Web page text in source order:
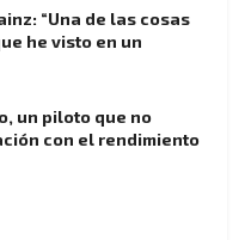
“Una de las cosas
he visto en un
un piloto que no
con el rendimiento